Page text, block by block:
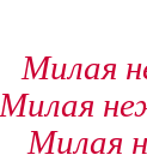
Милая
Милая
Милая